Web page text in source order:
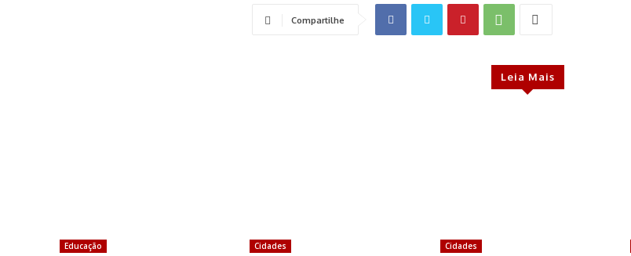
Compartilhe
Leia Mais
Educação Cidades Cidades